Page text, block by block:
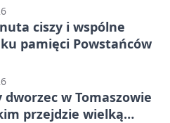
ciszy i wspólne
pamięci Powstańców
w Tomaszowie
przejdzie wielką